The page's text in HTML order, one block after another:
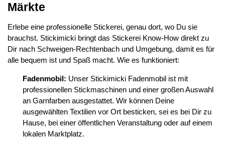
Märkte
Erlebe eine professionelle Stickerei, genau dort, wo Du sie
brauchst. Stickimicki bringt das Stickerei Know-How direkt zu
Dir nach Schweigen-Rechtenbach und Umgebung, damit es für
alle bequem ist und Spaß macht. Wie es funktioniert:
Fadenmobil: Unser Stickimicki Fadenmobil ist mit
professionellen Stickmaschinen und einer großen Auswahl
an Garnfarben ausgestattet. Wir können Deine
ausgewählten Textilien vor Ort besticken, sei es bei Dir zu
Hause, bei einer öffentlichen Veranstaltung oder auf einem
lokalen Marktplatz.